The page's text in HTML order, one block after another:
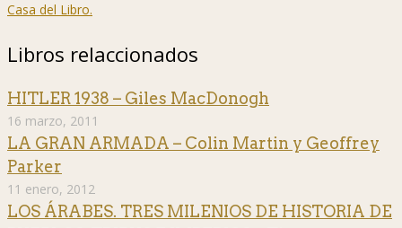
Casa del Libro.
Libros relaccionados
HITLER 1938 – Giles MacDonogh
16 marzo, 2011
LA GRAN ARMADA – Colin Martin y Geoffrey
Parker
11 enero, 2012
LOS ÁRABES. TRES MILENIOS DE HISTORIA DE